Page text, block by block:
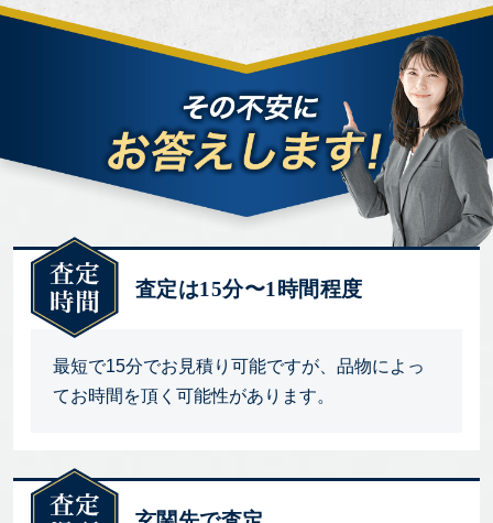
査定は15分〜1時間程度
最短で15分でお見積り可能ですが、品物によっ
てお時間を頂く可能性があります。